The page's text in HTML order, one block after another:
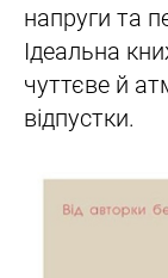
напруги та
Ідеальна
чуттєве й
відпустки.